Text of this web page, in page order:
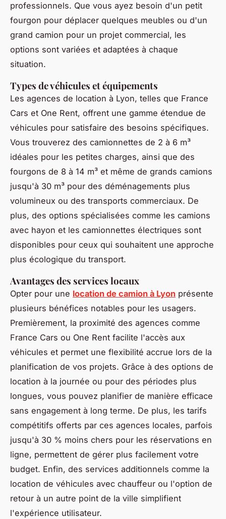
professionnels. Que vous ayez besoin d'un petit
fourgon pour déplacer quelques meubles ou d'un
grand camion pour un projet commercial, les
options sont variées et adaptées à chaque
situation.
Types de véhicules et équipements
Les agences de location à Lyon, telles que France
Cars et One Rent, offrent une gamme étendue de
véhicules pour satisfaire des besoins spécifiques.
Vous trouverez des camionnettes de 2 à 6 m³
idéales pour les petites charges, ainsi que des
fourgons de 8 à 14 m³ et même de grands camions
jusqu'à 30 m³ pour des déménagements plus
volumineux ou des transports commerciaux. De
plus, des options spécialisées comme les camions
avec hayon et les camionnettes électriques sont
disponibles pour ceux qui souhaitent une approche
plus écologique du transport.
Avantages des services locaux
Opter pour une location de camion à Lyon présente
plusieurs bénéfices notables pour les usagers.
Premièrement, la proximité des agences comme
France Cars ou One Rent facilite l'accès aux
véhicules et permet une flexibilité accrue lors de la
planification de vos projets. Grâce à des options de
location à la journée ou pour des périodes plus
longues, vous pouvez planifier de manière efficace
sans engagement à long terme. De plus, les tarifs
compétitifs offerts par ces agences locales, parfois
jusqu'à 30 % moins chers pour les réservations en
ligne, permettent de gérer plus facilement votre
budget. Enfin, des services additionnels comme la
location de véhicules avec chauffeur ou l'option de
retour à un autre point de la ville simplifient
l'expérience utilisateur.